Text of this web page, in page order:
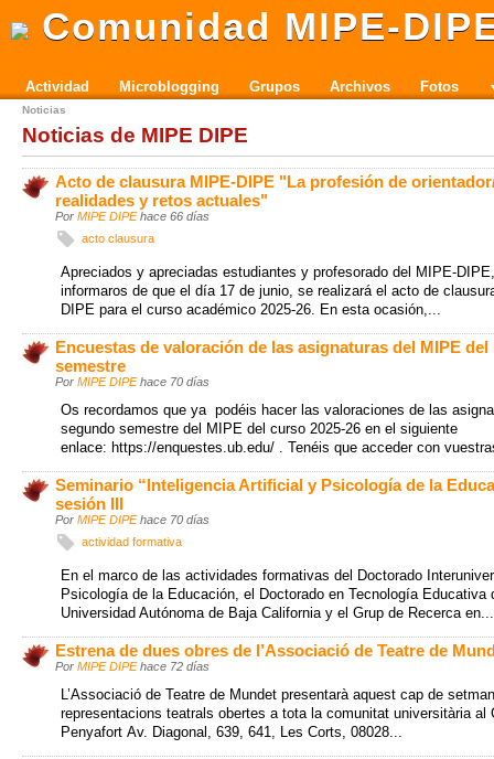
Comunidad MIPE-
Actividad Microblogging Grupos Archivos Fotos
Noticias
Noticias de MIPE DIPE
Acto de clausura MIPE-DIPE "La profesión de
realidades y retos actuales"
Por MIPE DIPE hace 66 días
acto clausura
Apreciados y apreciadas estudiantes y profesorado del MIPE-
informaros de que el día 17 de junio, se realizará el acto de
DIPE para el curso académico 2025-26. En esta ocasión,...
Encuestas de valoración de las asignaturas del MIPE del
semestre
Por MIPE DIPE hace 70 días
Os recordamos que ya podéis hacer las valoraciones de las
segundo semestre del MIPE del curso 2025-26 en el siguiente
enlace: https://enquestes.ub.edu/ . Tenéis que acceder con
Seminario “Inteligencia Artificial y Psicología de la
sesión III
Por MIPE DIPE hace 70 días
actividad formativa
En el marco de las actividades formativas del Doctorado
Psicología de la Educación, el Doctorado en Tecnología Educativa
Universidad Autónoma de Baja California y el Grup de Recerca en...
Estrena de dues obres de l’Associació de Teatre de
Por MIPE DIPE hace 72 días
L’Associació de Teatre de Mundet presentarà aquest cap de
representacions teatrals obertes a tota la comunitat universitària al
Penyafort Av. Diagonal, 639, 641, Les Corts, 08028...